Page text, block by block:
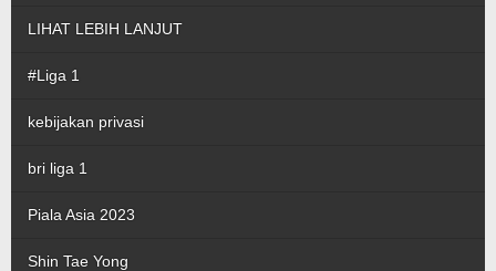
LIHAT LEBIH LANJUT
#Liga 1
kebijakan privasi
bri liga 1
Piala Asia 2023
Shin Tae Yong